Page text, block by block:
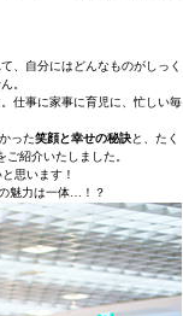
、自分にはどんなものがしっく
。
仕事に家事に育児に、忙しい毎
った笑顔と幸せの秘訣と、たく
紹介いたしました。
思います！
魅力は一体…！？